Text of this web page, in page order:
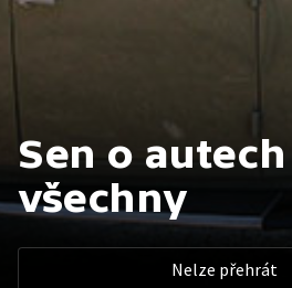
Sen o
všechny
Nelze přehrát